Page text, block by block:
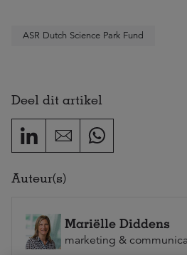
ASR Dutch Science Park Fund
Deel dit artikel
Auteur(s)
Mariëlle Diddens
marketing &